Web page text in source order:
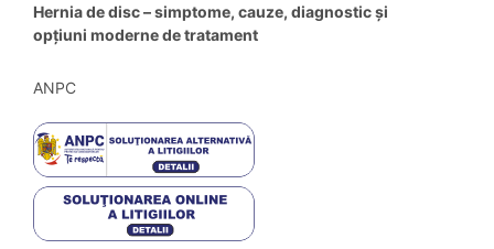
Hernia de disc – simptome, cauze, diagnostic și
opțiuni moderne de tratament
ANPC